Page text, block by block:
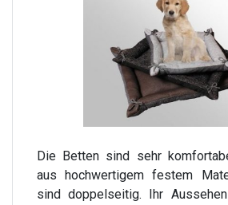
Die Betten sind sehr
aus hochwertigem festem
sind doppelseitig. Ihr